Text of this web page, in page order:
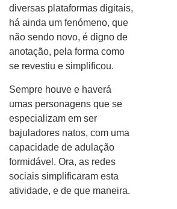
diversas plataformas digitais,
há ainda um fenómeno, que
não sendo novo, é digno de
anotação, pela forma como
se revestiu e simplificou.
Sempre houve e haverá
umas personagens que se
especializam em ser
bajuladores natos, com uma
capacidade de adulação
formidável. Ora, as redes
sociais simplificaram esta
atividade, e de que maneira.